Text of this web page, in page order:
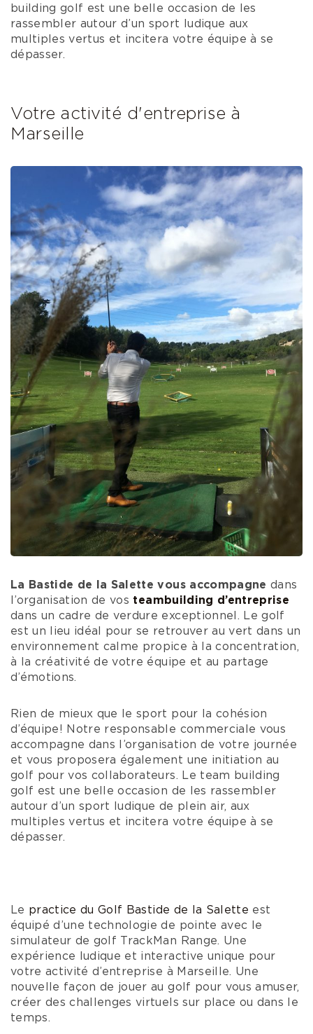
building golf est une belle occasion de les
rassembler autour d’un sport ludique aux
multiples vertus et incitera votre équipe à se
dépasser.
Votre activité d'entreprise à
Marseille
La Bastide de la Salette vous accompagne dans
l’organisation de vos teambuilding d’entreprise
dans un cadre de verdure exceptionnel. Le golf
est un lieu idéal pour se retrouver au vert dans un
environnement calme propice à la concentration,
à la créativité de votre équipe et au partage
d’émotions.
Rien de mieux que le sport pour la cohésion
d’équipe! Notre responsable commerciale vous
accompagne dans l’organisation de votre journée
et vous proposera également une initiation au
golf pour vos collaborateurs. Le team building
golf est une belle occasion de les rassembler
autour d’un sport ludique de plein air, aux
multiples vertus et incitera votre équipe à se
dépasser.
Le practice du Golf Bastide de la Salette est
équipé d’une technologie de pointe avec le
simulateur de golf TrackMan Range. Une
expérience ludique et interactive unique pour
votre activité d’entreprise à Marseille. Une
nouvelle façon de jouer au golf pour vous amuser,
créer des challenges virtuels sur place ou dans le
temps.